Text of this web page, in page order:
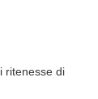
ritenesse di